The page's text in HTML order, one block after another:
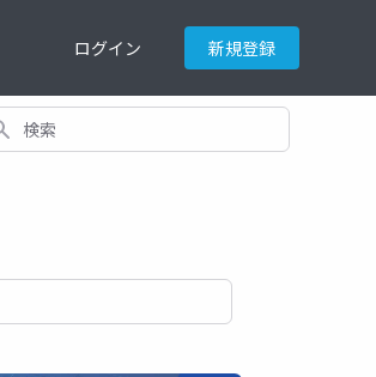
ログイン 新規登録